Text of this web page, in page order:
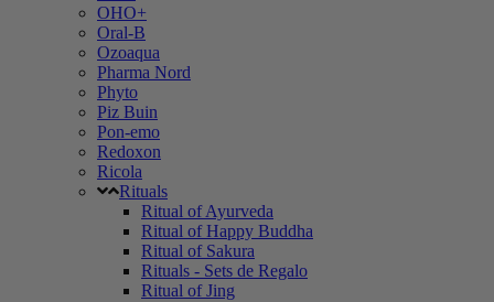
OHO+
Oral-B
Ozoaqua
Pharma Nord
Phyto
Piz Buin
Pon-emo
Redoxon
Ricola
Rituals
Ritual of Ayurveda
Ritual of Happy Buddha
Ritual of Sakura
Rituals - Sets de Regalo
Ritual of Jing